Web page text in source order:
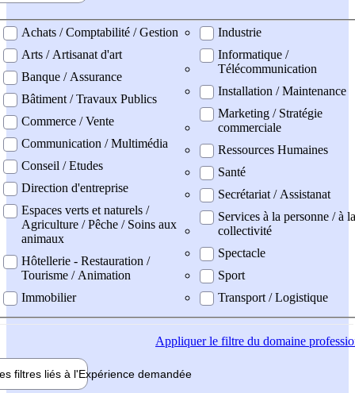
professionel
Achats / Comptabilité / Gestion
Arts / Artisanat d'art
Banque / Assurance
Bâtiment / Travaux Publics
Commerce / Vente
Communication / Multimédia
Conseil / Etudes
Direction d'entreprise
Espaces verts et naturels /
Agriculture / Pêche / Soins aux
animaux
Hôtellerie - Restauration /
Tourisme / Animation
Immobilier
Industrie
Informatique /
Télécommunication
Installation / Maintenance
Marketing / Stratégie
commerciale
Ressources Humaines
Santé
Secrétariat / Assistanat
Services à la personne / à la
collectivité
Spectacle
Sport
Transport / Logistique
Appliquerle filtre du domaine
filtres liés à l'Expérience demandée